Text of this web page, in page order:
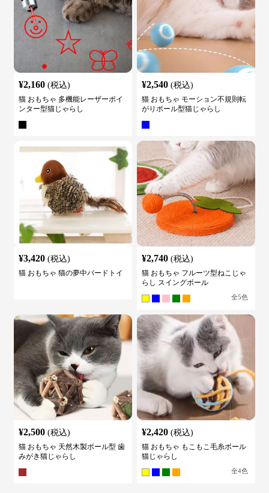
¥2,160 (税込)
猫 おもちゃ 多機能レーザーポイ
ンター型猫じゃらし
¥2,540 (税込)
猫 おもちゃ モーション不規則転
がりボール型猫じゃらし
¥3,420 (税込)
猫 おもちゃ 猫の夢中バードトイ
¥2,740 (税込)
猫 おもちゃ フルーツ型ねこじゃ
らし スイングボール
全5色
¥2,500 (税込)
猫 おもちゃ 天然木製ボール型 歯
みがき猫じゃらし
¥2,420 (税込)
猫 おもちゃ もこもこ毛糸ボール
猫じゃらし
全4色